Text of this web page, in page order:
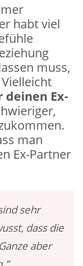
habt viel
muss,
deinen Ex-
man
Ex-Partner
sehr
dass die
aber